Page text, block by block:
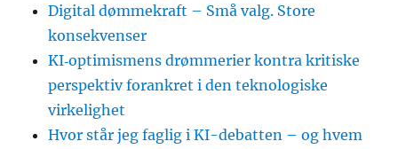
Digital dømmekraft – Små valg. Store
konsekvenser
KI‑optimismens drømmerier kontra kritiske
perspektiv forankret i den teknologiske
virkelighet
Hvor står jeg faglig i KI-debatten – og hvem